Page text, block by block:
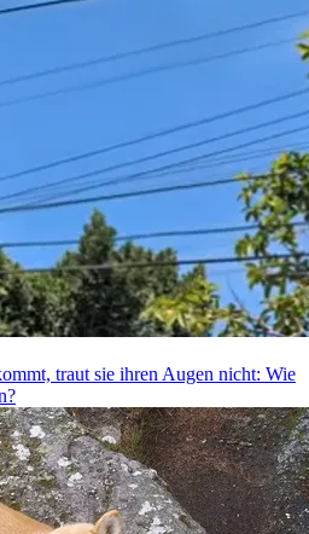
traut sie ihren Augen nicht: Wie